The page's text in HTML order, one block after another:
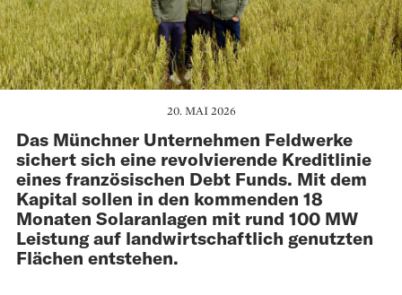
20. MAI 2026
Das Münchner Unternehmen Feldwerke
sichert sich eine revolvierende Kreditlinie
eines französischen Debt Funds. Mit dem
Kapital sollen in den kommenden 18
Monaten Solaranlagen mit rund 100 MW
Leistung auf landwirtschaftlich genutzten
Flächen entstehen.